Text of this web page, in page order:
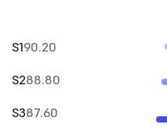
S190.20
S288.80
S387.60